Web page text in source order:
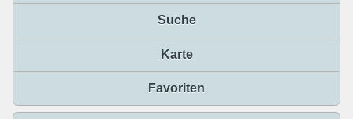
Suche
Karte
Favoriten